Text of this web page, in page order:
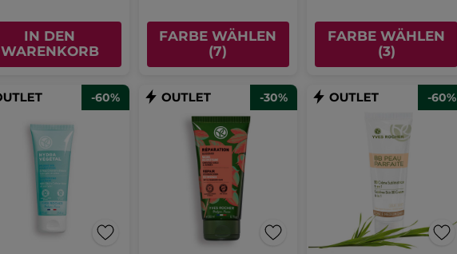
IN DEN
WARENKORB
FARBE WÄHLEN
(7)
FARBE WÄHLEN
(3)
-60% -30% -60%